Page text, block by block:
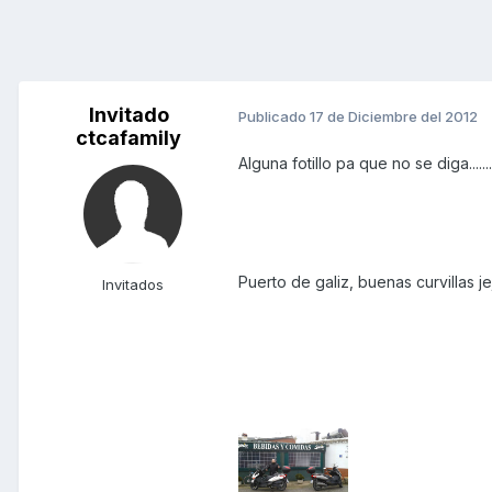
Invitado
ctcafamily
Invitados
Publicado 17 de Diciembre del 2012
Alguna fotillo pa que no se diga.......
Puerto de galiz, buenas curvillas